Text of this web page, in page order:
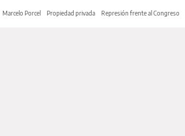
Marcelo Porcel Propiedad privada Represión frente al Congreso